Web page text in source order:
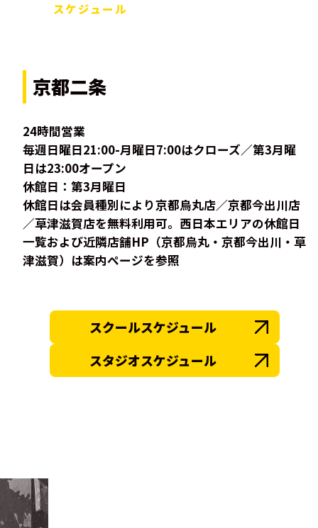
スケジュール
京都二条
24時間営業
毎週日曜日21:00-月曜日7:00はクローズ／第3月曜
日は23:00オープン
休館日：第3月曜日
休館日は会員種別により京都烏丸店／京都今出川店
／草津滋賀店を無料利用可。西日本エリアの休館日
一覧および近隣店舗HP（京都烏丸・京都今出川・草
津滋賀）は案内ページを参照
スクールスケジュール
スタジオスケジュール